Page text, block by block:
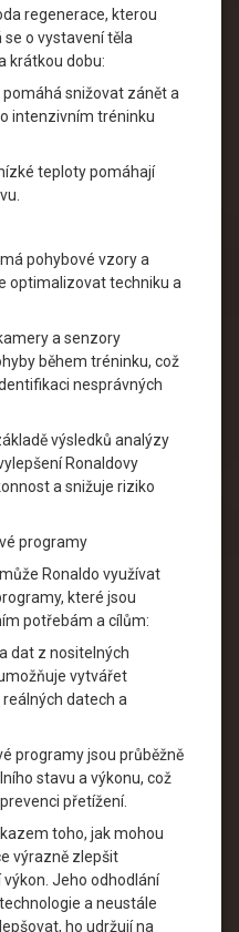
regenerace, kterou
se o vystavení těla
krátkou dobu:
snižovat zánět a
intenzivním tréninku
teploty pomáhají
pohybové vzory a
optimalizovat techniku a
a senzory
během tréninku, což
nesprávných
výsledků analýzy
Ronaldovy
a snižuje riziko
programy
Ronaldo využívat
které jsou
potřebám a cílům:
dat z nositelných
vytvářet
datech a
programy jsou průběžně
stavu a výkonu, což
přetížení.
toho, jak mohou
výrazně zlepšit
Jeho odhodlání
a neustále
ho udržují na